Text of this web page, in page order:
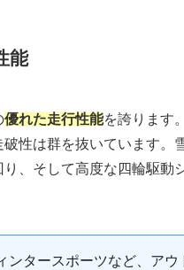
能
優れた走行性能を誇ります
性は群を抜いています。
、そして高度な四輪駆動
ンタースポーツなど、ア